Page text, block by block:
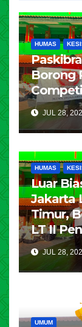
HUMAS
Borong
JUL 28,
HUMAS
Luar
Jakarta
Timur,
LT II
JUL 28,
UMUM